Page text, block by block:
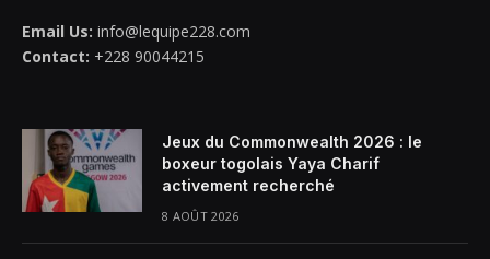
Email Us: info@lequipe228.com
Contact: +228 90044215
Jeux du Commonwealth 2026 : le
boxeur togolais Yaya Charif
activement recherché
8 AOÛT 2026